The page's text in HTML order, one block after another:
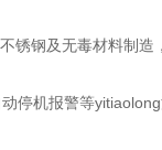
钢及无毒材料制造
停机报警等